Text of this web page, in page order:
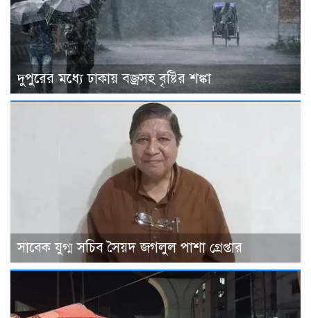
দুপুরের মধ্যে ঢাকায় বজ্রসহ বৃষ্টির শঙ্কা
সাবেক যুগ্ম সচিব সৈয়দ জগলুল পাশা গ্রেপ্তার